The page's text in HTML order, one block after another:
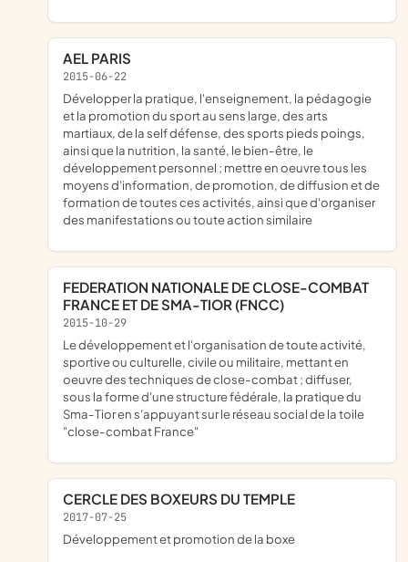
AEL PARIS
2015-06-22
développer la pratique, l'enseignement, la pédagogie
et la promotion du sport au sens large, des arts
martiaux, de la self défense, des sports pieds poings,
ainsi que la nutrition, la santé, le bien-être, le
développement personnel ; mettre en oeuvre tous les
moyens d'information, de promotion, de diffusion et de
formation de toutes ces activités, ainsi que d'organiser
des manifestations ou toute action similaire
FEDERATION NATIONALE DE CLOSE-COMBAT
FRANCE ET DE SMA-TIOR (FNCC)
2015-10-29
le développement et l'organisation de toute activité,
sportive ou culturelle, civile ou militaire, mettant en
oeuvre des techniques de close-combat ; diffuser,
sous la forme d'une structure fédérale, la pratique du
Sma-Tior en s'appuyant sur le réseau social de la toile
"close-combat France"
CERCLE DES BOXEURS DU TEMPLE
2017-07-25
développement et promotion de la boxe